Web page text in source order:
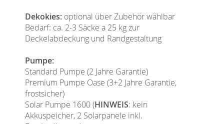
Dekokies: optional über Zubehör wählbar
Bedarf: ca. 2-3 Säcke a 25 kg zur
Deckelabdeckung und Randgestaltung
Pumpe:
Standard Pumpe (2 Jahre Garantie)
Premium Pumpe Oase (3+2 Jahre Garantie,
frostsicher)
Solar Pumpe 1600 (HINWEIS: kein
Akkuspeicher, 2 Solarpanele inkl.